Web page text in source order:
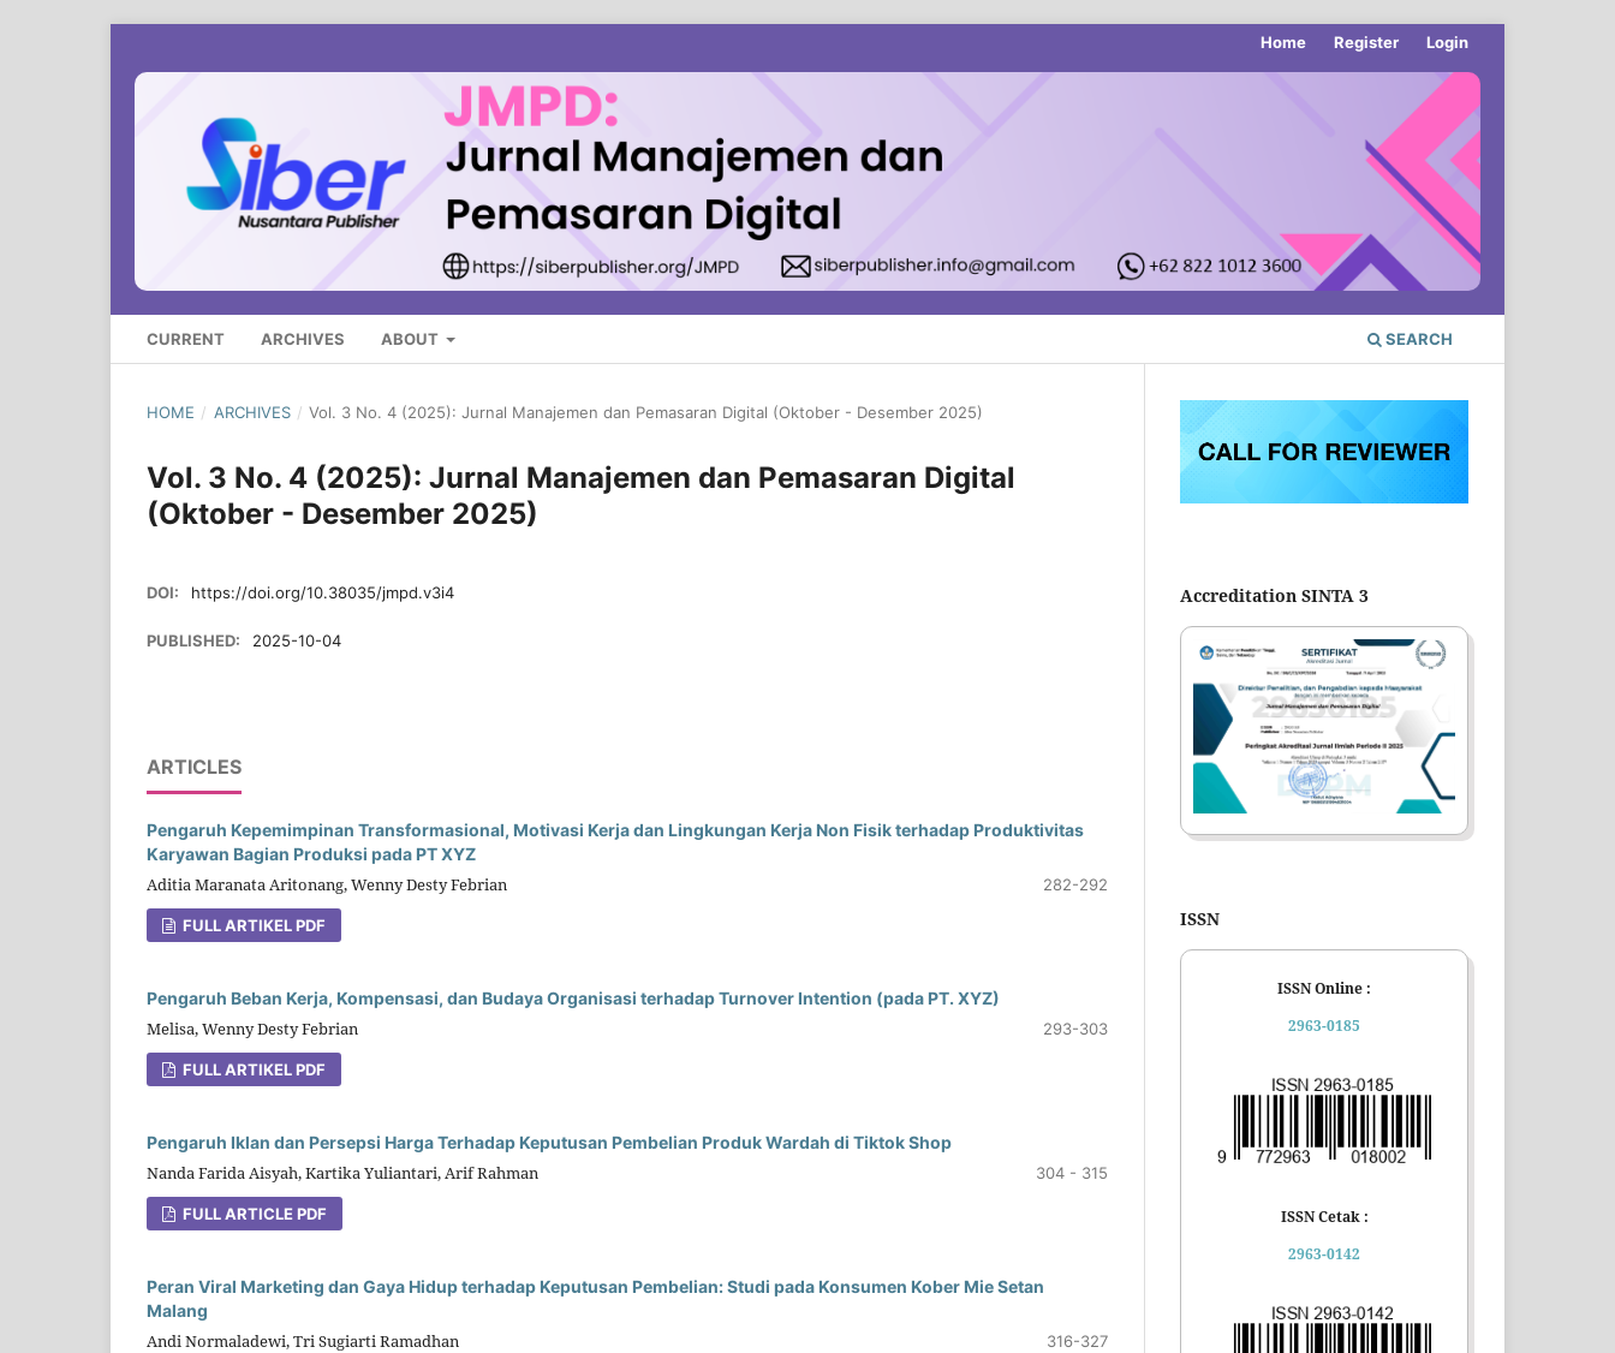
CURRENT ARCHIVES ABOUT SEARCH
Home Register Login
HOME / ARCHIVES / Vol. 3 No. 4 (2025): Jurnal Manajemen dan Pemasaran Digital (Oktober - Desember 2025)
Vol. 3 No. 4 (2025): Jurnal Manajemen dan Pemasaran Digital
(Oktober - Desember 2025)
DOI: https://doi.org/10.38035/jmpd.v3i4
PUBLISHED: 2025-10-04
ARTICLES
Pengaruh Kepemimpinan Transformasional, Motivasi Kerja dan Lingkungan Kerja Non Fisik terhadap Produktivitas
Karyawan Bagian Produksi pada PT XYZ
Aditia Maranata Aritonang, Wenny Desty Febrian 282-292
FULL ARTIKEL PDF
Pengaruh Beban Kerja, Kompensasi, dan Budaya Organisasi terhadap Turnover Intention (pada PT. XYZ)
Melisa, Wenny Desty Febrian 293-303
FULL ARTIKEL PDF
Pengaruh Iklan dan Persepsi Harga Terhadap Keputusan Pembelian Produk Wardah di Tiktok Shop
Nanda Farida Aisyah, Kartika Yuliantari, Arif Rahman 304 - 315
FULL ARTICLE PDF
Peran Viral Marketing dan Gaya Hidup terhadap Keputusan Pembelian: Studi pada Konsumen Kober Mie Setan
Malang
Andi Normaladewi, Tri Sugiarti Ramadhan 316-327
Accreditation SINTA 3
ISSN
ISSN Online :
2963-0185
ISSN Cetak :
2963-0142